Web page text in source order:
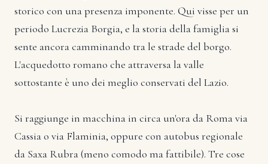
storico con una presenza imponente. Qui visse per un
periodo Lucrezia Borgia, e la storia della famiglia si
sente ancora camminando tra le strade del borgo.
L'acquedotto romano che attraversa la valle
sottostante è uno dei meglio conservati del Lazio.
Si raggiunge in macchina in circa un'ora da Roma via
Cassia o via Flaminia, oppure con autobus regionale
da Saxa Rubra (meno comodo ma fattibile). Tre cose